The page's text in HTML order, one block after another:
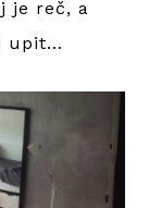
je reč, a
upit…